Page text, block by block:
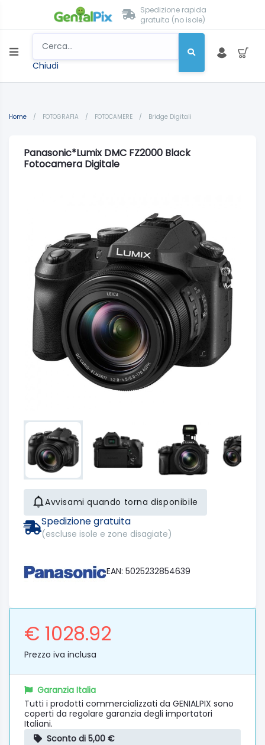
Spedizione rapida
gratuita (no isole)
Chiudi
Home / FOTOGRAFIA / FOTOCAMERE / Bridge Digitali
Panasonic*Lumix DMC FZ2000 Black
Fotocamera Digitale
Avvisami quando torna disponibile
Spedizione gratuita
(escluse isole e zone disagiate)
EAN: 5025232854639
€ 1028.92
Prezzo iva inclusa
Garanzia Italia
Tutti i prodotti commercializzati da GENIALPIX sono
coperti da regolare garanzia degli importatori
Italiani.
Sconto di 5,00 €